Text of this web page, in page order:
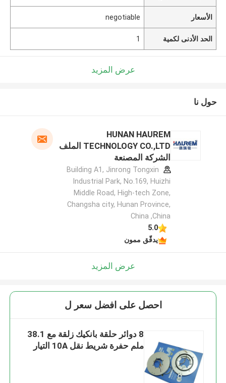
الأسعار negotiable
الحد الأدنى لكمية 1
عرض المزيد
حول نا
HUNAN HAUREM
TECHNOLOGY CO.,LTD الملف
الشركة المصنعة
Building A1, Jinrong Tongxin
Industrial Park, No.169, Huizhi
Middle Road, High-tech Zone,
Changsha city, Hunan Province,
China ,China
5.0
يدقّق ممون
عرض المزيد
احصل على افضل سعر ل
8 دوائر حلقة بانكيك زلقة مع 38.1
ملم حفرة شريط نقل 10A التيار